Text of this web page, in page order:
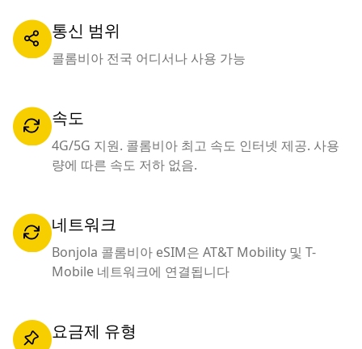
통신 범위
콜롬비아 전국 어디서나 사용 가능
속도
4G/5G 지원. 콜롬비아 최고 속도 인터넷 제공. 사용
량에 따른 속도 저하 없음.
네트워크
Bonjola 콜롬비아 eSIM은 AT&T Mobility 및 T-
Mobile 네트워크에 연결됩니다
요금제 유형